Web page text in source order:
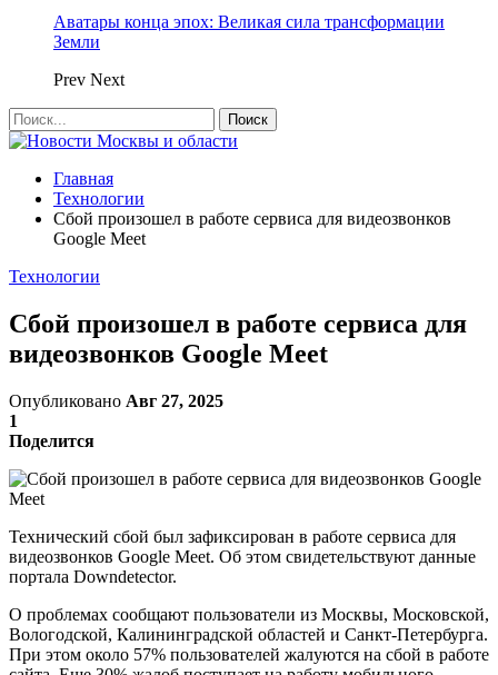
Аватары конца эпох: Великая сила трансформации
Земли
Prev Next
Главная
Технологии
Сбой произошел в работе сервиса для видеозвонков
Google Meet
Технологии
Сбой произошел в работе сервиса для
видеозвонков Google Meet
Опубликовано Авг 27, 2025
1
Поделится
Технический сбой был зафиксирован в работе сервиса для
видеозвонков Google Meet. Об этом свидетельствуют данные
портала Downdetector.
О проблемах сообщают пользователи из Москвы, Московской,
Вологодской, Калининградской областей и Санкт-Петербурга.
При этом около 57% пользователей жалуются на сбой в работе